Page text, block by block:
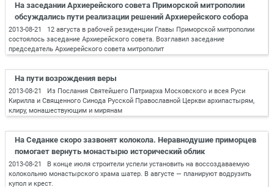
На заседании Архиерейского совета Приморской митрополии
обсуждались пути реализации решений Архиерейского собора
2013-08-21 12 августа в рабочей резиденции Главы Приморской митрополии
состоялось заседание Архиерейского совета. Возглавил заседание
председатель Архиерейского совета митрополит
На пути возрождения веры
2013-08-21 Из Послания Святейшего Патриарха Московского и всея Руси
Кирилла и Священного Синода Русской Православной Церкви архипастырям,
клиру, монашествующим и мирянам
На Седанке скоро зазвонят колокола. Неравнодушие приморцев
помогает вернуть монастырю исторический облик
2013-08-21 В конце июля строители успели установить на воссоздаваемую
колокольню монастырского храма шатер. В августе — планируют водрузить
купол и крест.